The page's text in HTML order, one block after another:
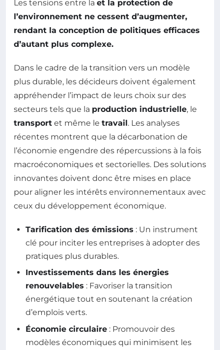
Les tensions entre la et la protection de
l’environnement ne cessent d’augmenter,
rendant la conception de politiques efficaces
d’autant plus complexe.
Dans le cadre de la transition vers un modèle
plus durable, les décideurs doivent également
appréhender l’impact de leurs choix sur des
secteurs tels que la production industrielle, le
transport et même le travail. Les analyses
récentes montrent que la décarbonation de
l’économie engendre des répercussions à la fois
macroéconomiques et sectorielles. Des solutions
innovantes doivent donc être mises en place
pour aligner les intérêts environnementaux avec
ceux du développement économique.
Tarification des émissions : Un instrument
clé pour inciter les entreprises à adopter des
pratiques plus durables.
Investissements dans les énergies
renouvelables : Favoriser la transition
énergétique tout en soutenant la création
d’emplois verts.
Économie circulaire : Promouvoir des
modèles économiques qui minimisent les